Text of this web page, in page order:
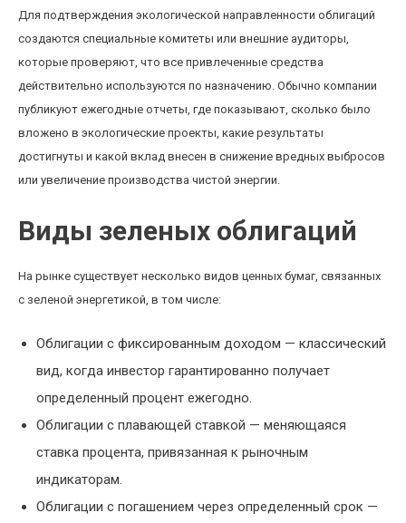
Для подтверждения экологической направленности облигаций
создаются специальные комитеты или внешние аудиторы,
которые проверяют, что все привлеченные средства
действительно используются по назначению. Обычно компании
публикуют ежегодные отчеты, где показывают, сколько было
вложено в экологические проекты, какие результаты
достигнуты и какой вклад внесен в снижение вредных выбросов
или увеличение производства чистой энергии.
Виды зеленых облигаций
На рынке существует несколько видов ценных бумаг, связанных
с зеленой энергетикой, в том числе:
Облигации с фиксированным доходом — классический
вид, когда инвестор гарантированно получает
определенный процент ежегодно.
Облигации с плавающей ставкой — меняющаяся
ставка процента, привязанная к рыночным
индикаторам.
Облигации с погашением через определенный срок —